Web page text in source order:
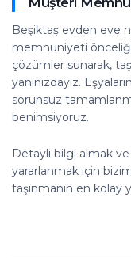
Beşiktaş evden eve
memnuniyeti
çözümler sunarak,
yanınızdayız.
sorunsuz
benimsiyoruz.
Detaylı bilgi almak
yararlanmak için
taşınmanın en kolay